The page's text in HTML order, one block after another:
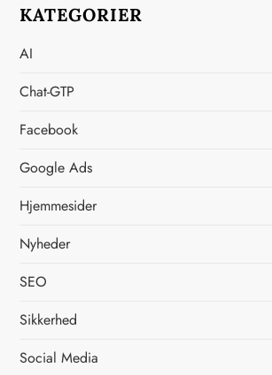
d
l
æ
g
s
i
n
d
d
KATEGORIER
AI
Chat-GTP
Facebook
Google Ads
Hjemmesider
Nyheder
SEO
Sikkerhed
Social Media